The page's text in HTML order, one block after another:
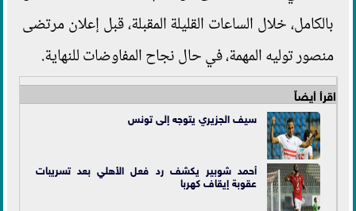
بالكامل، خلال الساعات القليلة المقبلة، قبل إعلان مرتضى
منصور توليه المهمة، في حال نجاح المفاوضات للنهاية.
اقرأ أيضاً
سيف الجزيري يتوجه إلى تونس
أحمد شوبير يكشف رد فعل الأهلي بعد تسريبات
عقوبة إيقاف كهربا